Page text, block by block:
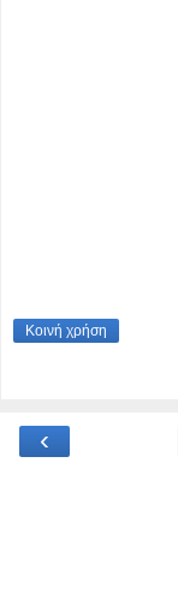
Κοινή χρήση
‹